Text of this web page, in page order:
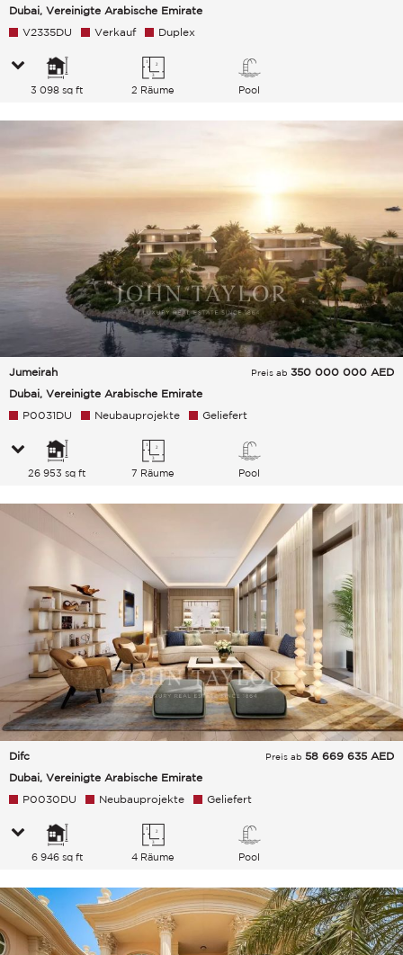
Dubai, Vereinigte Arabische Emirate
V2335DU Verkauf Duplex
3 098 sq ft 2 Räume Pool
Jumeirah
Dubai, Vereinigte Arabische Emirate
Preis ab 350 000 000 AED
P0031DU Neubauprojekte Geliefert
26 953 sq ft 7 Räume Pool
Difc
Dubai, Vereinigte Arabische Emirate
Preis ab 58 669 635 AED
P0030DU Neubauprojekte Geliefert
6 946 sq ft 4 Räume Pool